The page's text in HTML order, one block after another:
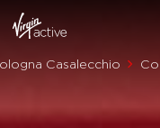
Casalecchio